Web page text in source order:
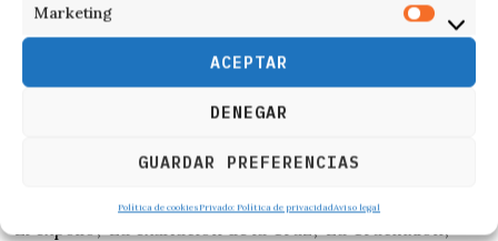
Marketing
ACEPTAR
DENEGAR
GUARDAR PREFERENCIAS
Política de cookies Privado: Política de privacidadAviso legal
Hospicio, Escurial, Plaza de Santa María del Camino,
Cuesta de las Carbajalas, Cuesta de los Castañones,
Santa Cruz y Plaza Mayor con vuelta, donde se
celebrará El Encuentro, refiere Europa Press.
Los trece pasos de esta procesión son ‘Oración del
coronación’, ‘Ecce Homo’, Jesús Nazareno’, ‘La Verónica’,